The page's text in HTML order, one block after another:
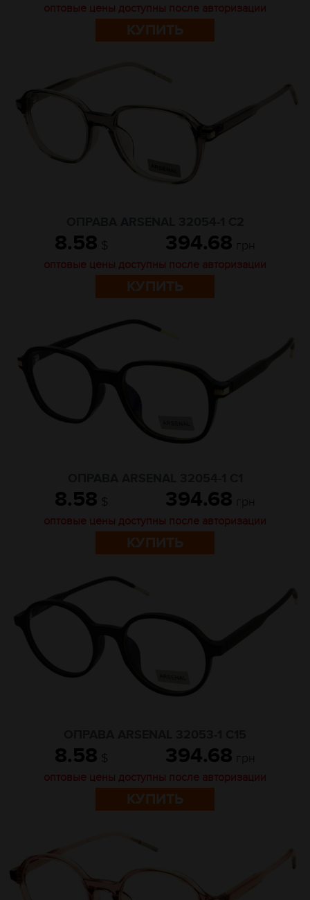
оптовые цены доступны после авторизации
КУПИТЬ
8.58 $ 394.68 грн
оптовые цены доступны после авторизации
КУПИТЬ
8.58 $ 394.68 грн
оптовые цены доступны после авторизации
КУПИТЬ
8.58 $ 394.68 грн
оптовые цены доступны после авторизации
КУПИТЬ